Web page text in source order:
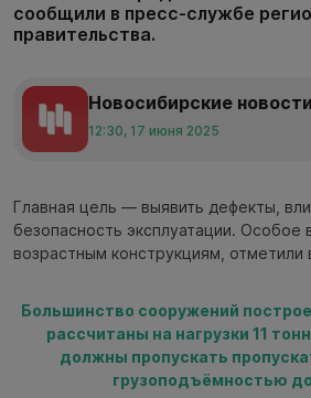
сообщили в пресс-службе
правительства.
Новосибирские новости
12:30, 17 июня 2025
Главная цель — выявить дефекты,
безопасность эксплуатации. Особое
возрастным конструкциям, отметили
Большинство сооружений
рассчитаны на нагрузки 11
должны пропускать
грузоподъёмностью